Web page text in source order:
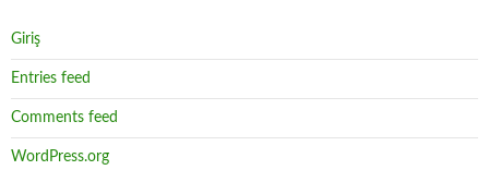
Giriş
Entries feed
Comments feed
WordPress.org